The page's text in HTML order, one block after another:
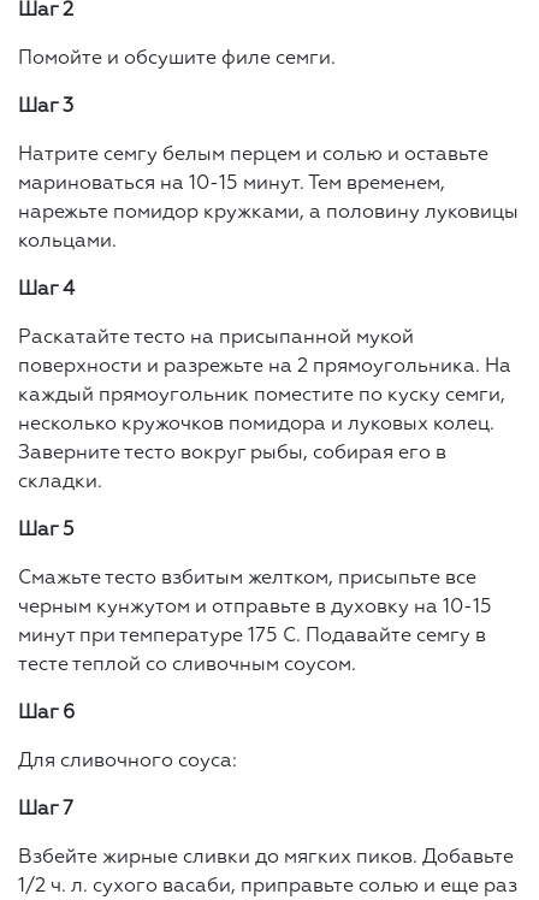
Шаг 2
Помойте и обсушите филе семги.
Шаг 3
Натрите семгу белым перцем и солью и оставьте
мариноваться на 10-15 минут. Тем временем,
нарежьте помидор кружками, а половину луковицы
кольцами.
Шаг 4
Раскатайте тесто на присыпанной мукой
поверхности и разрежьте на 2 прямоугольника. На
каждый прямоугольник поместите по куску семги,
несколько кружочков помидора и луковых колец.
Заверните тесто вокруг рыбы, собирая его в
складки.
Шаг 5
Смажьте тесто взбитым желтком, присыпьте все
черным кунжутом и отправьте в духовку на 10-15
минут при температуре 175 С. Подавайте семгу в
тесте теплой со сливочным соусом.
Шаг 6
Для сливочного соуса:
Шаг 7
Взбейте жирные сливки до мягких пиков. Добавьте
1/2 ч. л. сухого васаби, приправьте солью и еще раз